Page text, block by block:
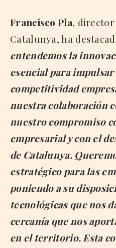
Francisco Pla, director
Catalunya, ha
entendemos la
esencial para
competitividad
nuestra colaboración
nuestro compromiso
empresarial y con el
de Catalunya.
estratégico para las
poniendo a su
tecnológicas que nos
cercanía que nos
en el territorio. Esta